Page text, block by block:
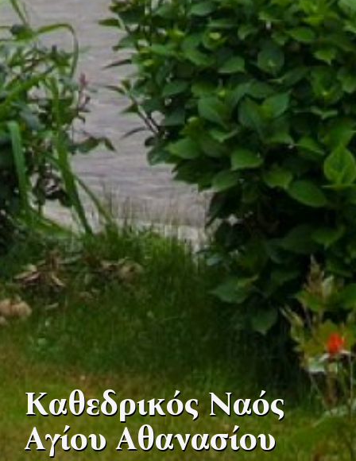
Καθεδρικός Ναός
Αγίου Αθανασίου